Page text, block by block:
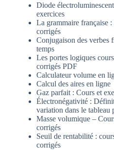
Diode
exercices
La grammaire française
corrigés
Conjugaison des verbes
temps
Les portes logiques
corrigés PDF
Calculateur volume en
Calcul des aires en ligne
Gaz parfait : Cours et
Électronégativité :
variation dans le tableau
Masse volumique –
corrigés
Seuil de rentabilité :
corrigés